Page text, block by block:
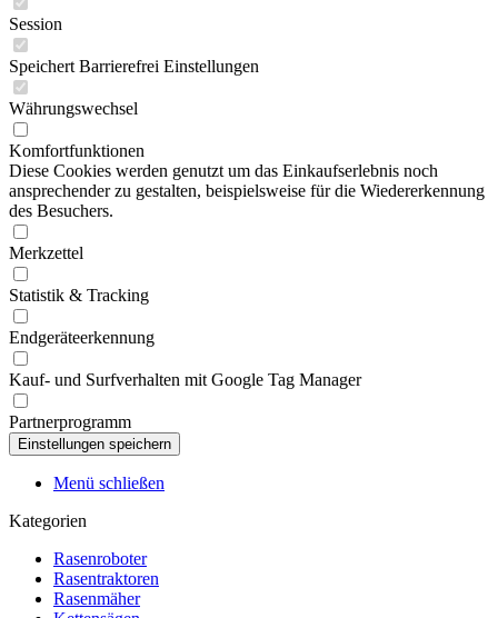
Session
Speichert Barrierefrei Einstellungen
Währungswechsel
Komfortfunktionen
Diese Cookies werden genutzt um das Einkaufserlebnis noch
ansprechender zu gestalten, beispielsweise für die Wiedererkennung
des Besuchers.
Merkzettel
Statistik & Tracking
Endgeräteerkennung
Kauf- und Surfverhalten mit Google Tag Manager
Partnerprogramm
Menü schließen
Kategorien
Rasenroboter
Rasentraktoren
Rasenmäher